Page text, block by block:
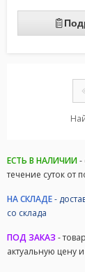
ЕСТЬ В НАЛИЧИИ-
течение суток от
НА СКЛАДЕ-
со склада
ПОД ЗАКАЗ -
актуальную цену